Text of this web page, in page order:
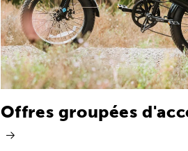
Offres groupées